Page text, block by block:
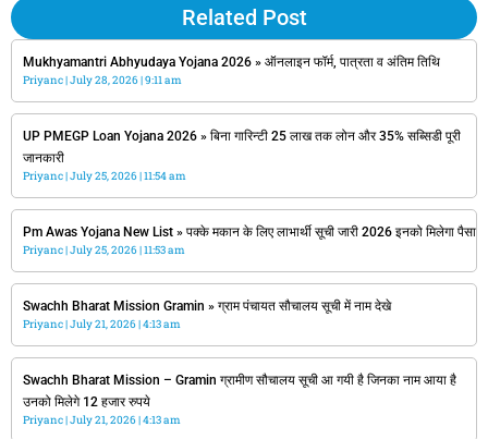
अनुभव है प्रियांश लेखक के साथ-साथ नौकरी की तैयारी भी
कर रहे हैं और वह SarkariNewyojana.com पर अपने
अनुभव से सरकारी योजनाओं से जुड़ी जानकारी शेयर करते हैं
Related Post
Mukhyamantri Abhyudaya Yojana 2026 » ऑनलाइन फॉर्म, पात्रता व अंतिम तिथि
Priyanc July 28, 2026 9:11 am
UP PMEGP Loan Yojana 2026 » बिना गारिन्टी 25 लाख तक लोन और 35% सब्सिडी पूरी
जानकारी
Priyanc July 25, 2026 11:54 am
Pm Awas Yojana New List » पक्के मकान के लिए लाभार्थी सूची जारी 2026 इनको मिलेगा पैसा
Priyanc July 25, 2026 11:53 am
Swachh Bharat Mission Gramin » ग्राम पंचायत सौचालय सूची में नाम देखे
Priyanc July 21, 2026 4:13 am
Swachh Bharat Mission – Gramin ग्रामीण सौचालय सूची आ गयी है जिनका नाम आया है
उनको मिलेगे 12 हजार रुपये
Priyanc July 21, 2026 4:13 am